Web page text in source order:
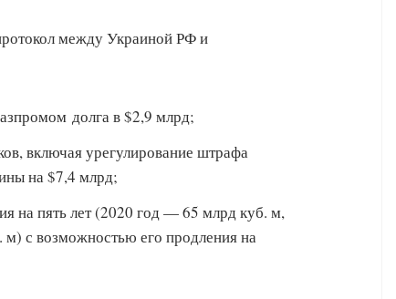
между Украиной РФ и
долга в $2,9 млрд;
включая урегулирование штрафа
на $7,4 млрд;
на пять лет (2020 год — 65 млрд куб. м,
с возможностью его продления на